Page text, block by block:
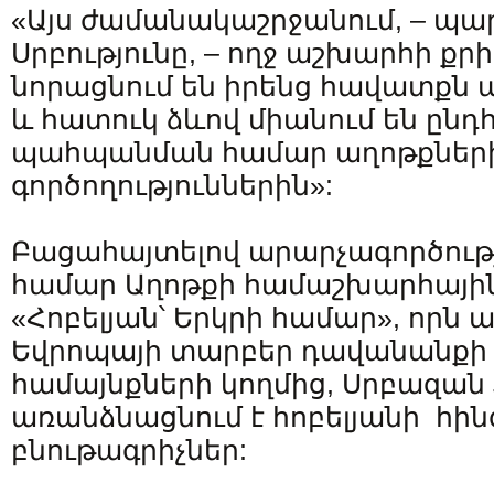
«Այս ժամանակաշրջանում, –
Սրբությունը, – ողջ աշխարհի
նորացնում են իրենց հավատքն
և հատուկ ձևով միանում են
պահպանման համար
գործողություններին»:
Բացահայտելով
համար Աղոթքի
«Հոբելյան՝ Երկրի համար», որն
Եվրոպայի տարբեր
համայնքների կողմից,
առանձնացնում է հոբելյանի
բնութագրիչներ: